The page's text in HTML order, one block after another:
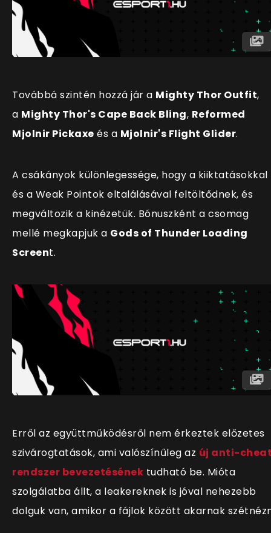
Továbbá szintén hozzá jár a Mighty Thor Outfit,
a Mighty Thor's Cape Back Bling, Reformed
Mjolnir Pickaxe és a Mjolnir's Flight Glider.
A csákányok különlegessége, hogy a kiiktatásokkal
és a Weak Pointok eltalálásával feltöltődnek, és
megváltozik a kinézetük. Bónuszként a csomag
mellé megkapjuk a Gods of Thunder Loading
Screent.
Erről az együttműködésről nem érkeztek előzetes
szivárogtatások, ami valószínűleg az új anti-
rendszer bevezetésének tudható be. Mióta
szolgálatba állt, a leakereknek is jóval nehezebb
dolguk van, amikor a fájlok között akarnak